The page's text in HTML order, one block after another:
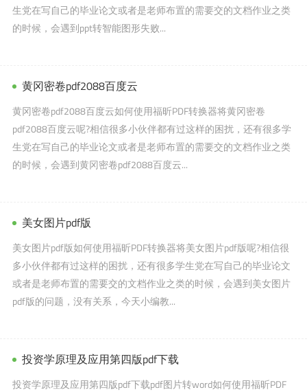
生党在写自己的毕业论文或者是老师布置的需要交的文档作业之类
的时候，会遇到ppt转智能图形失败...
黄冈密卷pdf2088百度云
黄冈密卷pdf2088百度云如何使用福昕PDF转换器将黄冈密卷
pdf2088百度云呢?相信很多小伙伴都有过这样的困扰，还有很多学
生党在写自己的毕业论文或者是老师布置的需要交的文档作业之类
的时候，会遇到黄冈密卷pdf2088百度云...
美女图片pdf版
美女图片pdf版如何使用福昕PDF转换器将美女图片pdf版呢?相信很
多小伙伴都有过这样的困扰，还有很多学生党在写自己的毕业论文
或者是老师布置的需要交的文档作业之类的时候，会遇到美女图片
pdf版的问题，没有关系，今天小编教...
投资学原理及应用第四版pdf下载
投资学原理及应用第四版pdf下载pdf图片转word如何使用福昕PDF